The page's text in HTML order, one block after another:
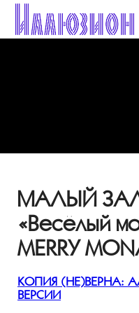
МАЛЫЙ
«Весёлый
MERRY
КОПИЯ (НЕ)ВЕРНА:
ВЕРСИИ